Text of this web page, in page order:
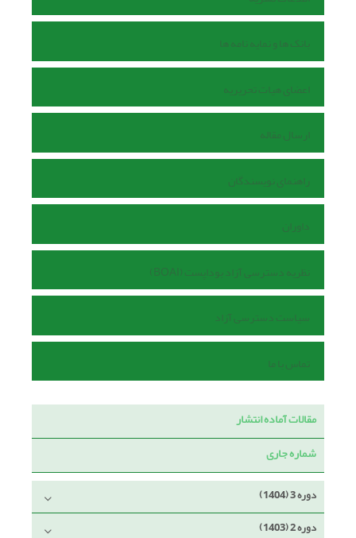
بانک ها و نمایه نامه ها
اعضای هیات تحریریه
ارسال مقاله
راهنمای نویسندگان
داوران
نظریه دسترسی آزاد بوداپست (BOAI)
سیاست دسترسی آزاد
تماس با ما
مقالات آماده انتشار
شماره جاری
دوره 3 (1404)
دوره 2 (1403)